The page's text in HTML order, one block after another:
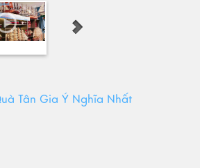
Tân Gia Ý Nghĩa Nhất